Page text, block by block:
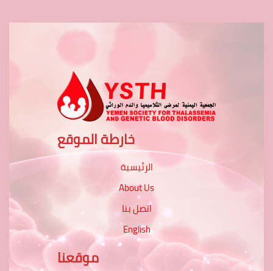
خارطة الموقع
الرئيسية
About Us
اتصل بنا
English
موقعنا